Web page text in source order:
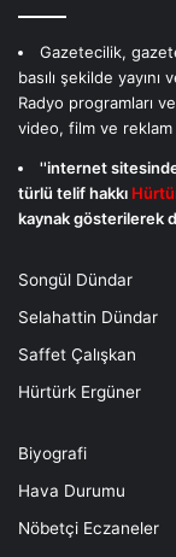
Gazetecilik,
basılı şekilde
Radyo programları
video, film ve reklam
''internet sitesinde
türlü telif hakkı
kaynak gösterilerek
Songül Dündar
Selahattin Dündar
Saffet Çalışkan
Hürtürk Ergüner
Biyografi
Hava Durumu
Nöbetçi Eczaneler